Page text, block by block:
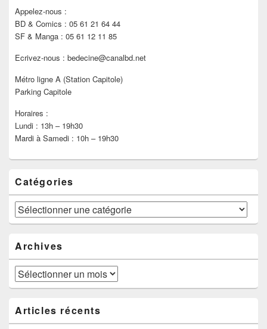
Appelez-nous :
BD & Comics : 05 61 21 64 44
SF & Manga : 05 61 12 11 85
Ecrivez-nous : bedecine@canalbd.net
Métro ligne A (Station Capitole)
Parking Capitole
Horaires :
Lundi : 13h – 19h30
Mardi à Samedi : 10h – 19h30
Catégories
Catégories
Archives
Archives
Articles récents